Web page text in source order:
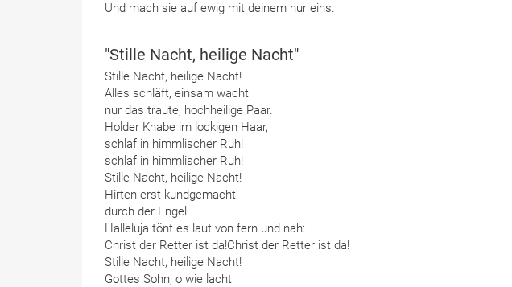
Und mach sie auf ewig mit deinem nur eins.
"Stille Nacht, heilige Nacht"
Stille Nacht, heilige Nacht!
Alles schläft, einsam wacht
nur das traute, hochheilige Paar.
Holder Knabe im lockigen Haar,
schlaf in himmlischer Ruh!
schlaf in himmlischer Ruh!
Stille Nacht, heilige Nacht!
Hirten erst kundgemacht
durch der Engel
Halleluja tönt es laut von fern und nah:
Christ der Retter ist da!Christ der Retter ist da!
Stille Nacht, heilige Nacht!
Gottes Sohn, o wie lacht